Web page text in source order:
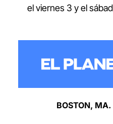
el viernes 3 y el
BOSTON,